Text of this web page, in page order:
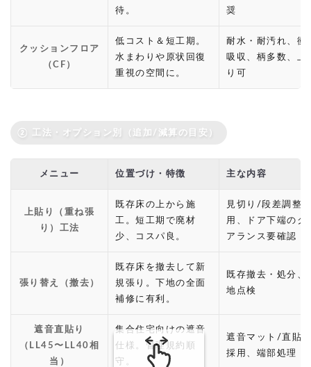
待。
奨
クッションフロア
（CF）
低コスト＆短工期。
水まわりや原状回復
重視の空間に。
耐水・耐汚れ、衝
吸収、柄多数、上
り可
② 工法・オプション別（追加/減算の目安）
メニュー 位置づけ・特徴 主な内容
上貼り（重ね張
り）工法
既存床の上から施
工。短工期で廃材
少、コスパ良。
見切り/段差調整
用、ドア下端のク
アランス要確認
張り替え（撤去）
既存床を撤去して新
規張り。下地の全面
補修に有利。
既存撤去・処分、
地点検
遮音直貼り
（LL45〜LL40相
当）
集合住宅向けの遮音
仕様。管理規約順
守。
遮音マット/直貼
採用、端部処理